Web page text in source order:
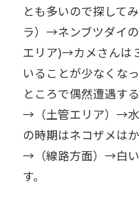
とも多いので探して
ラ）→ネンブツダイ
エリア)→カメさんは
いることが少なくな
ところで偶然遭遇す
→（土管エリア）→水
の時期はネコザメは
→（線路方面）→白い
す。